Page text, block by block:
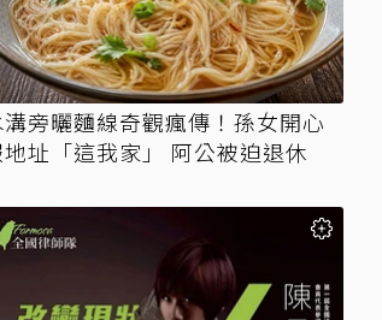
溝旁曬麵線奇觀瘋傳！孫女開心
址「這我家」 阿公被迫退休